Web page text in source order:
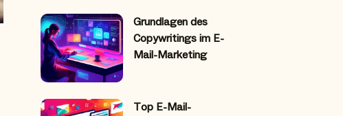
Grundlagen des
Copywritings im E-
Mail-Marketing
Top E-Mail-